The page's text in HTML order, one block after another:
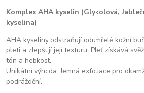
Komplex AHA kyselin (Glykolová,
kyselina)
AHA kyseliny odstraňují odumřelé kožní
pleti a zlepšují její texturu. Pleť získává
tón a hebkost.
Unikátní výhoda: Jemná exfoliace pro
podráždění.